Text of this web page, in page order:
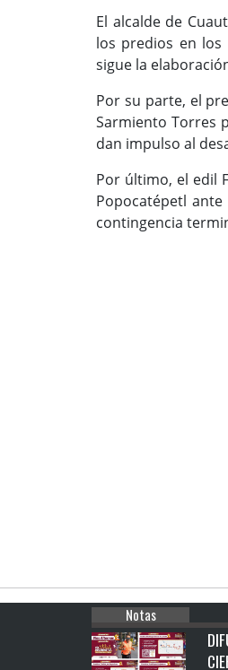
El alcalde de
los predios en
sigue la
Por su parte, el
Sarmiento Torres
dan impulso al
Por último, el edil
Popocatépetl
contingencia
Notas